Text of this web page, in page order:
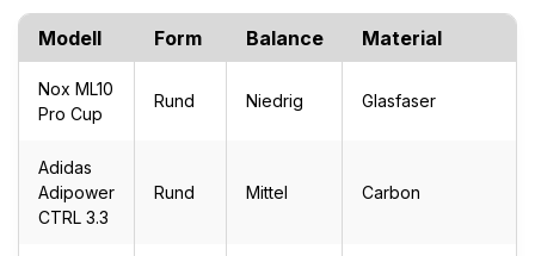
Modell Form Balance Material
Nox ML10
Pro Cup
Rund Niedrig Glasfaser
Adidas
Adipower
CTRL 3.3
Rund Mittel Carbon